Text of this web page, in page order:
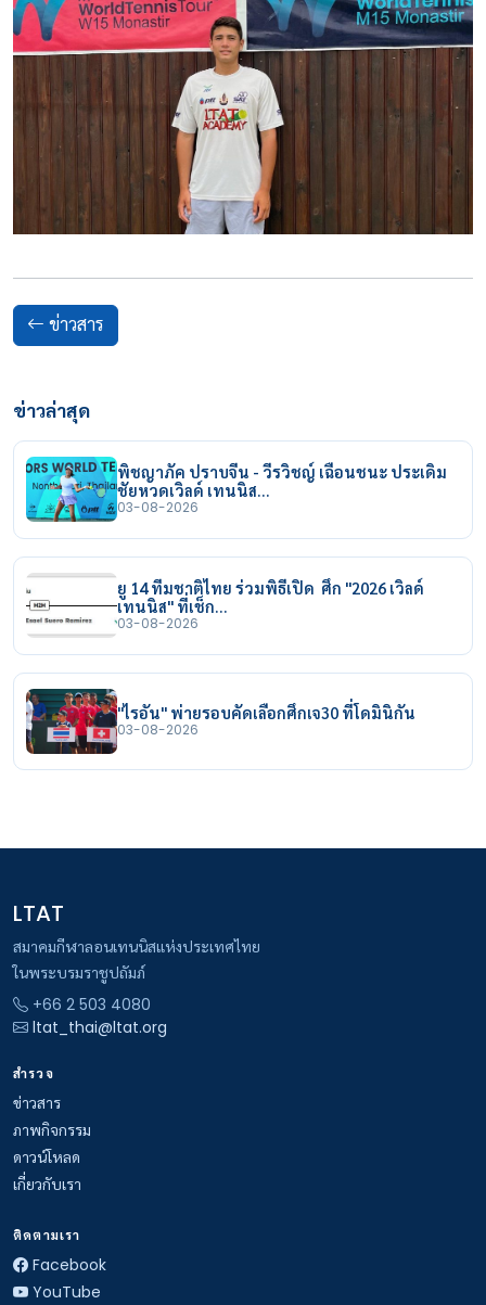
ข่าวสาร
ข่าวล่าสุด
พิชญาภัค ปราบจีน - วีรวิชญ์ เฉือนชนะ ประเดิม
ชัยหวดเวิลด์ เทนนิส…
03-08-2026
ยู 14 ทีมชาติไทย ร่วมพิธีเปิด ศึก "2026 เวิลด์
เทนนิส" ที่เช็ก…
03-08-2026
"ไรอัน" พ่ายรอบคัดเลือกศึกเจ30 ที่โดมินิกัน
03-08-2026
LTAT
สมาคมกีฬาลอนเทนนิสแห่งประเทศไทย
ในพระบรมราชูปถัมภ์
+66 2 503 4080
ltat_thai@ltat.org
สำรวจ
ข่าวสาร
ภาพกิจกรรม
ดาวน์โหลด
เกี่ยวกับเรา
ติดตามเรา
Facebook
YouTube